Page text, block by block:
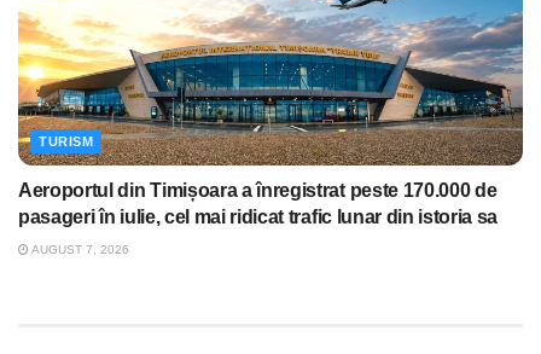
TURISM
Aeroportul din Timișoara a înregistrat peste 170.000 de
pasageri în iulie, cel mai ridicat trafic lunar din istoria sa
AUGUST 7, 2026